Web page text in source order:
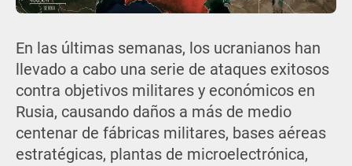
En las últimas semanas, los ucranianos han
llevado a cabo una serie de ataques exitosos
contra objetivos militares y económicos en
Rusia, causando daños a más de medio
centenar de fábricas militares, bases aéreas
estratégicas, plantas de microelectrónica,